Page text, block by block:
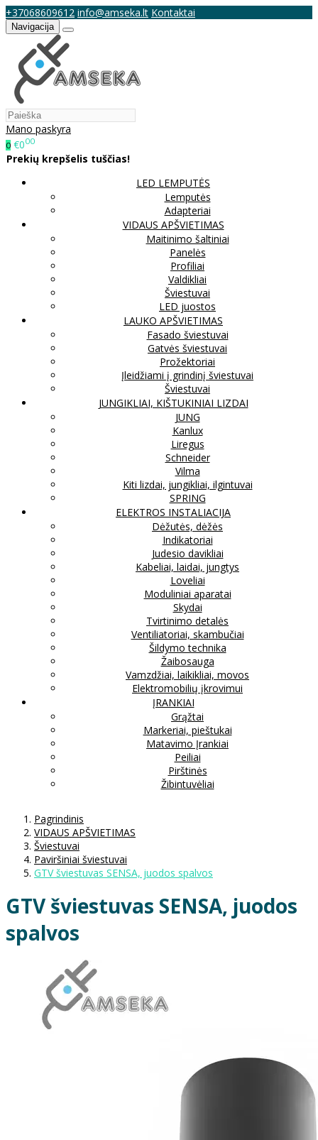
+37068609612 info@amseka.lt Kontaktai
Navigacija
Mano paskyra
0 €000
Prekių krepšelis tuščias!
LED LEMPUTĖS
Lemputės
Adapteriai
VIDAUS APŠVIETIMAS
Maitinimo šaltiniai
Panelės
Profiliai
Valdikliai
Šviestuvai
LED juostos
LAUKO APŠVIETIMAS
Fasado šviestuvai
Gatvės šviestuvai
Prožektoriai
Įleidžiami į grindinį šviestuvai
Šviestuvai
JUNGIKLIAI, KIŠTUKINIAI LIZDAI
JUNG
Kanlux
Liregus
Schneider
Vilma
Kiti lizdai, jungikliai, ilgintuvai
SPRING
ELEKTROS INSTALIACIJA
Dėžutės, dėžės
Indikatoriai
Judesio davikliai
Kabeliai, laidai, jungtys
Loveliai
Moduliniai aparatai
Skydai
Tvirtinimo detalės
Ventiliatoriai, skambučiai
Šildymo technika
Žaibosauga
Vamzdžiai, laikikliai, movos
Elektromobilių įkrovimui
ĮRANKIAI
Grąžtai
Markeriai, pieštukai
Matavimo Įrankiai
Peiliai
Pirštinės
Žibintuvėliai
Pagrindinis
VIDAUS APŠVIETIMAS
Šviestuvai
Paviršiniai šviestuvai
GTV šviestuvas SENSA, juodos spalvos
GTV šviestuvas SENSA, juodos
spalvos